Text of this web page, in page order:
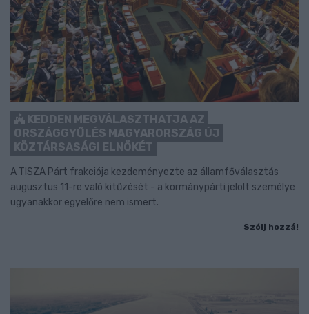
KEDDEN MEGVÁLASZTHATJA AZ
ORSZÁGGYŰLÉS MAGYARORSZÁG ÚJ
KÖZTÁRSASÁGI ELNÖKÉT
A TISZA Párt frakciója kezdeményezte az államfőválasztás
augusztus 11-re való kitűzését - a kormánypárti jelölt személye
ugyanakkor egyelőre nem ismert.
Szólj hozzá!